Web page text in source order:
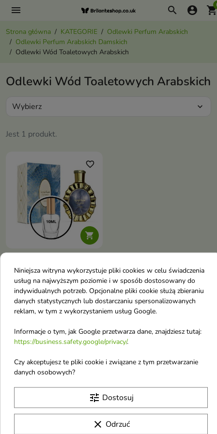
menu search account_circle
Strona główna KATEGORIE
Odlewki Perfum Arabskich
Odlewki Perfum Arabskich Damskich
Odlewki Wód Toaletowych Arabskich
Odlewki Esencji Perfum Arabskich
Odlewki Wód Kolońskich Arabskich
Odlewki Wód Perfumowanych Arabskich
Odlewki Wód Toaletowych Arabskich
Odlewki Wód Toaletowych Arabskich
Jest 1 produkt.
Wybierz expand_more

favorite_border
Odlewka Wody
toaletowej dla kobiet i
mężczyzn 10 ml
6,84 £
Pokazano 1-1 z 1 pozycji
Niniejsza witryna wykorzystuje pliki cookies w celu świadczenia
usług na najwyższym poziomie i w sposób dostosowany do
indywidualnych potrzeb. Opcjonalne pliki cookie służą zbieraniu
danych statystycznych lub dostarczaniu spersonalizowanych
reklam, w tym z wykorzystaniem usług Google.
Informacje o tym, jak Google przetwarza dane, znajdziesz tutaj:
https://business.safety.google/privacy/.
Czy akceptujesz te pliki cookie i związane z tym przetwarzanie
danych osobowych?
tune Dostosuj
clear Odrzuć